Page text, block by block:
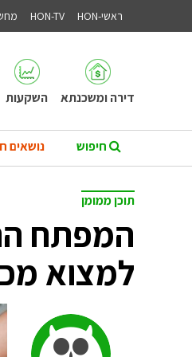
ראשי-HON HON-TV
דירה ומשכנתא השקעות
נושאים
תוכן ממומן
המפתח
למצוא